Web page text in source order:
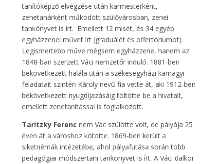
tanítóképző elvégzése után karmesterként,
zenetanárként működött szülővárosban, zenei
tankönyvet is írt. Emellett 12 misét, és 34 egyéb
egyházzenei művet írt (graduálét és offertóriumot).
Legismertebb műve mégsem egyházzene, hanem az
1848-ban szerzett Váci nemzetőr induló. 1881-ben
bekövetkezett halála után a székesegyházi karnagyi
feladatait szintén Károly nevű fia vette át, aki 1912-ben
bekövetkezett nyugdíjazásáig töltötte be a hivatalt,
emellett zenetanítással is foglalkozott.
Taritzky Ferenc nem Vác szülötte volt, de pályája 25
éven át a városhoz kötötte. 1869-ben került a
siketnémák intézetébe, ahol pályafutása során több
pedagógiai-módszertani tankönyvet is írt. A Váci dalkör